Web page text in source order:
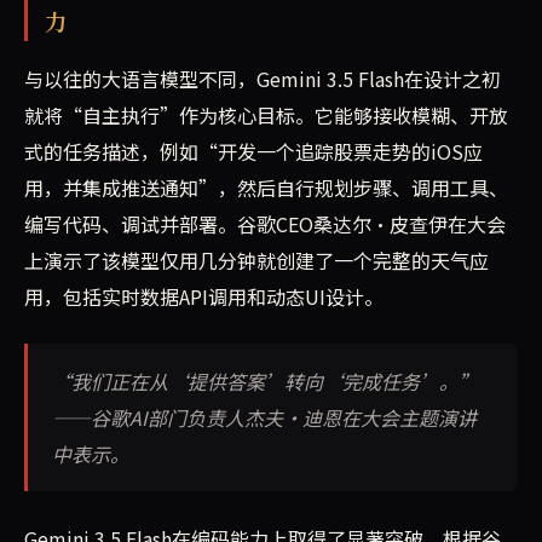
力
与以往的大语言模型不同，Gemini 3.5 Flash在设计之初
就将“自主执行”作为核心目标。它能够接收模糊、开放
式的任务描述，例如“开发一个追踪股票走势的iOS应
用，并集成推送通知”，然后自行规划步骤、调用工具、
编写代码、调试并部署。谷歌CEO桑达尔·皮查伊在大会
上演示了该模型仅用几分钟就创建了一个完整的天气应
用，包括实时数据API调用和动态UI设计。
“我们正在从‘提供答案’转向‘完成任务’。”
——谷歌AI部门负责人杰夫·迪恩在大会主题演讲
中表示。